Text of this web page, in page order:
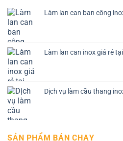
Làm lan can ban công
Làm lan can inox giá rẻ
Dịch vụ làm cầu thang
SẢN PHẨM BÁN CHẠY